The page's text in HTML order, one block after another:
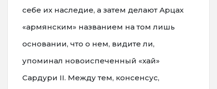
себе их наследие, а затем делают Арцах
«армянским» названием на том лишь
основании, что о нем, видите ли,
упоминал новоиспеченный «хай»
Сардури II. Между тем, консенсус,